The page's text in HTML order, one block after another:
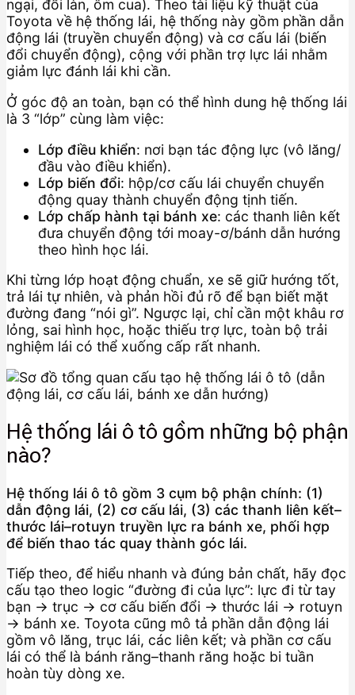
ngại, đổi làn, ôm cua). Theo tài liệu kỹ thuật của
Toyota về hệ thống lái, hệ thống này gồm phần dẫn
động lái (truyền chuyển động) và cơ cấu lái (biến
đổi chuyển động), cộng với phần trợ lực lái nhằm
giảm lực đánh lái khi cần.
Ở góc độ an toàn, bạn có thể hình dung hệ thống lái
là 3 “lớp” cùng làm việc:
Lớp điều khiển: nơi bạn tác động lực (vô lăng/
đầu vào điều khiển).
Lớp biến đổi: hộp/cơ cấu lái chuyển chuyển
động quay thành chuyển động tịnh tiến.
Lớp chấp hành tại bánh xe: các thanh liên kết
đưa chuyển động tới moay-ơ/bánh dẫn hướng
theo hình học lái.
Khi từng lớp hoạt động chuẩn, xe sẽ giữ hướng tốt,
trả lái tự nhiên, và phản hồi đủ rõ để bạn biết mặt
đường đang “nói gì”. Ngược lại, chỉ cần một khâu rơ
lỏng, sai hình học, hoặc thiếu trợ lực, toàn bộ trải
nghiệm lái có thể xuống cấp rất nhanh.
Hệ thống lái ô tô gồm những bộ phận
nào?
Hệ thống lái ô tô gồm 3 cụm bộ phận chính: (1)
dẫn động lái, (2) cơ cấu lái, (3) các thanh liên kết–
thước lái–rotuyn truyền lực ra bánh xe, phối hợp
để biến thao tác quay thành góc lái.
Tiếp theo, để hiểu nhanh và đúng bản chất, hãy đọc
cấu tạo theo logic “đường đi của lực”: lực đi từ tay
bạn → trục → cơ cấu biến đổi → thước lái → rotuyn
→ bánh xe. Toyota cũng mô tả phần dẫn động lái
gồm vô lăng, trục lái, các liên kết; và phần cơ cấu
lái có thể là bánh răng–thanh răng hoặc bi tuần
hoàn tùy dòng xe.